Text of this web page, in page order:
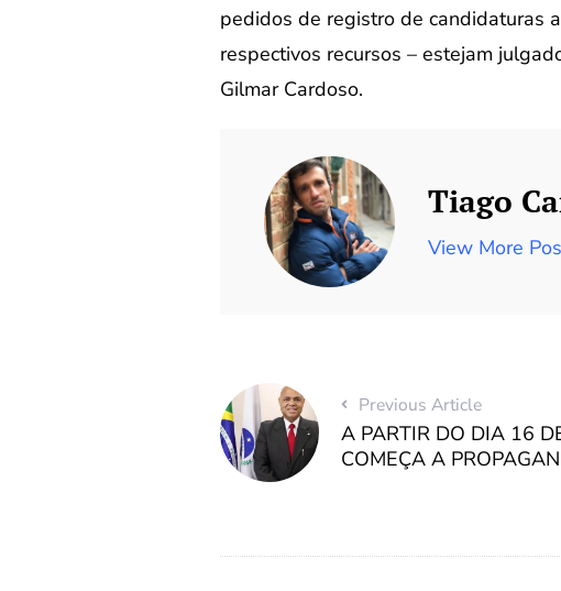
pedidos de registro de candidaturas
respectivos recursos – estejam
Gilmar Cardoso.
Tiago
View More
Previous Article
A PARTIR DO DIA 16
COMEÇA A